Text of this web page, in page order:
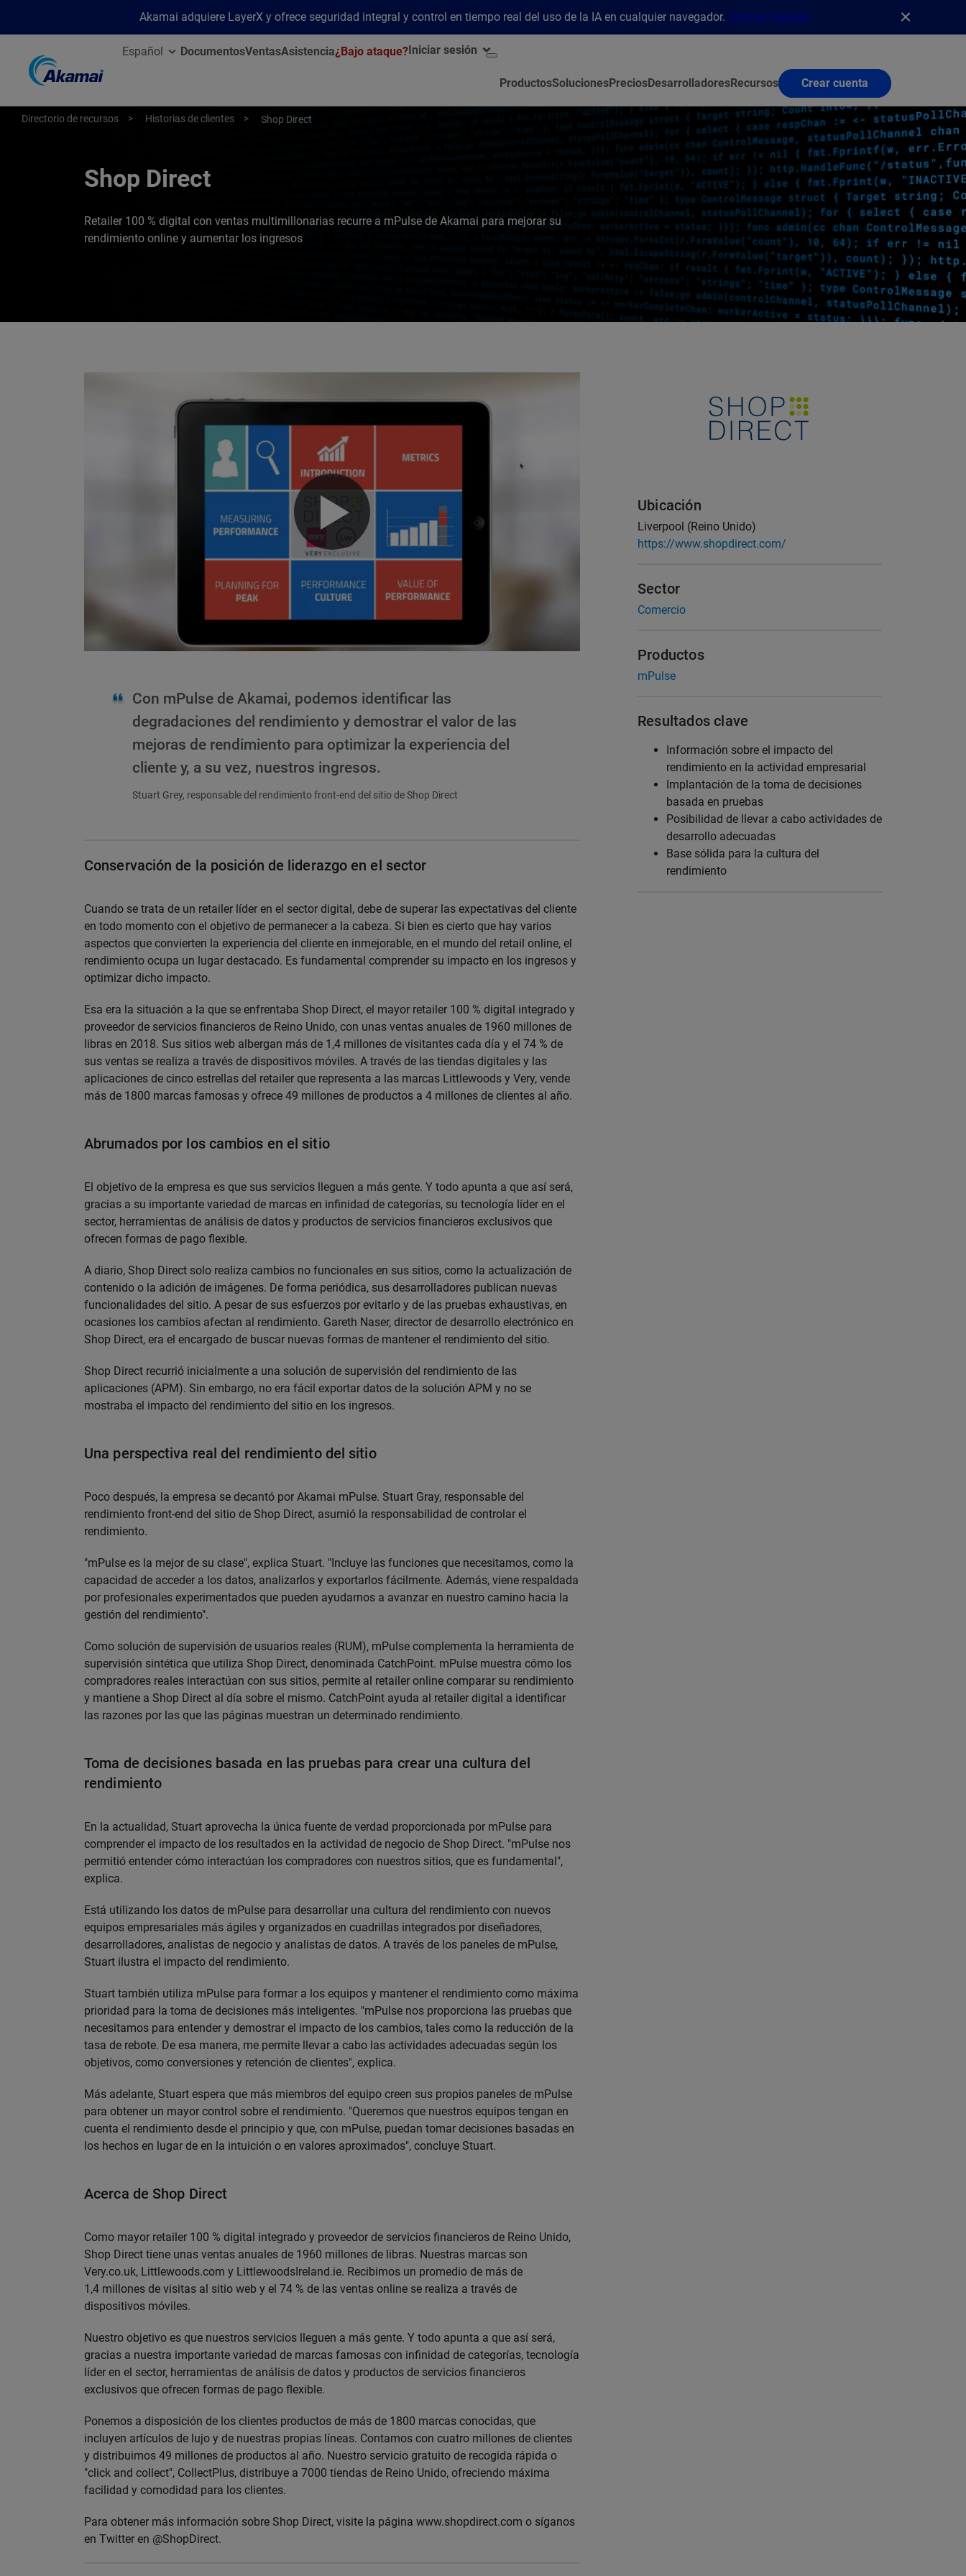
Akamai adquiere LayerX y ofrece seguridad integral y control en tiempo real del uso de la IA en cualquier navegador. Obtener detalles
Español DocumentosVentasAsistencia¿Bajo ataque?Iniciar sesión
ProductosSolucionesPreciosDesarrolladoresRecursos Crear cuenta
Directorio de recursos Historias de clientes Shop Direct
Shop Direct
Retailer 100 % digital con ventas multimillonarias recurre a mPulse de Akamai para mejorar su
rendimiento online y aumentar los ingresos
Con mPulse de Akamai, podemos identificar las
degradaciones del rendimiento y demostrar el valor de las
mejoras de rendimiento para optimizar la experiencia del
cliente y, a su vez, nuestros ingresos.
Stuart Grey, responsable del rendimiento front-end del sitio de Shop Direct
Conservación de la posición de liderazgo en el sector
Cuando se trata de un retailer líder en el sector digital, debe de superar las expectativas del cliente
en todo momento con el objetivo de permanecer a la cabeza. Si bien es cierto que hay varios
aspectos que convierten la experiencia del cliente en inmejorable, en el mundo del retail online, el
rendimiento ocupa un lugar destacado. Es fundamental comprender su impacto en los ingresos y
optimizar dicho impacto.
Esa era la situación a la que se enfrentaba Shop Direct, el mayor retailer 100 % digital integrado y
proveedor de servicios financieros de Reino Unido, con unas ventas anuales de 1960 millones de
libras en 2018. Sus sitios web albergan más de 1,4 millones de visitantes cada día y el 74 % de
sus ventas se realiza a través de dispositivos móviles. A través de las tiendas digitales y las
aplicaciones de cinco estrellas del retailer que representa a las marcas Littlewoods y Very, vende
más de 1800 marcas famosas y ofrece 49 millones de productos a 4 millones de clientes al año.
Abrumados por los cambios en el sitio
El objetivo de la empresa es que sus servicios lleguen a más gente. Y todo apunta a que así será,
gracias a su importante variedad de marcas en infinidad de categorías, su tecnología líder en el
sector, herramientas de análisis de datos y productos de servicios financieros exclusivos que
ofrecen formas de pago flexible.
A diario, Shop Direct solo realiza cambios no funcionales en sus sitios, como la actualización de
contenido o la adición de imágenes. De forma periódica, sus desarrolladores publican nuevas
funcionalidades del sitio. A pesar de sus esfuerzos por evitarlo y de las pruebas exhaustivas, en
ocasiones los cambios afectan al rendimiento. Gareth Naser, director de desarrollo electrónico en
Shop Direct, era el encargado de buscar nuevas formas de mantener el rendimiento del sitio.
Shop Direct recurrió inicialmente a una solución de supervisión del rendimiento de las
aplicaciones (APM). Sin embargo, no era fácil exportar datos de la solución APM y no se
mostraba el impacto del rendimiento del sitio en los ingresos.
Una perspectiva real del rendimiento del sitio
Poco después, la empresa se decantó por Akamai mPulse. Stuart Gray, responsable del
rendimiento front-end del sitio de Shop Direct, asumió la responsabilidad de controlar el
rendimiento.
"mPulse es la mejor de su clase", explica Stuart. "Incluye las funciones que necesitamos, como la
capacidad de acceder a los datos, analizarlos y exportarlos fácilmente. Además, viene respaldada
por profesionales experimentados que pueden ayudarnos a avanzar en nuestro camino hacia la
gestión del rendimiento".
Como solución de supervisión de usuarios reales (RUM), mPulse complementa la herramienta de
supervisión sintética que utiliza Shop Direct, denominada CatchPoint. mPulse muestra cómo los
compradores reales interactúan con sus sitios, permite al retailer online comparar su rendimiento
y mantiene a Shop Direct al día sobre el mismo. CatchPoint ayuda al retailer digital a identificar
las razones por las que las páginas muestran un determinado rendimiento.
Toma de decisiones basada en las pruebas para crear una cultura del
rendimiento
En la actualidad, Stuart aprovecha la única fuente de verdad proporcionada por mPulse para
comprender el impacto de los resultados en la actividad de negocio de Shop Direct. "mPulse nos
permitió entender cómo interactúan los compradores con nuestros sitios, que es fundamental",
explica.
Está utilizando los datos de mPulse para desarrollar una cultura del rendimiento con nuevos
equipos empresariales más ágiles y organizados en cuadrillas integrados por diseñadores,
desarrolladores, analistas de negocio y analistas de datos. A través de los paneles de mPulse,
Stuart ilustra el impacto del rendimiento.
Stuart también utiliza mPulse para formar a los equipos y mantener el rendimiento como máxima
prioridad para la toma de decisiones más inteligentes. "mPulse nos proporciona las pruebas que
necesitamos para entender y demostrar el impacto de los cambios, tales como la reducción de la
tasa de rebote. De esa manera, me permite llevar a cabo las actividades adecuadas según los
objetivos, como conversiones y retención de clientes", explica.
Más adelante, Stuart espera que más miembros del equipo creen sus propios paneles de mPulse
para obtener un mayor control sobre el rendimiento. "Queremos que nuestros equipos tengan en
cuenta el rendimiento desde el principio y que, con mPulse, puedan tomar decisiones basadas en
los hechos en lugar de en la intuición o en valores aproximados", concluye Stuart.
Acerca de Shop Direct
Como mayor retailer 100 % digital integrado y proveedor de servicios financieros de Reino Unido,
Shop Direct tiene unas ventas anuales de 1960 millones de libras. Nuestras marcas son
Very.co.uk, Littlewoods.com y LittlewoodsIreland.ie. Recibimos un promedio de más de
1,4 millones de visitas al sitio web y el 74 % de las ventas online se realiza a través de
dispositivos móviles.
Nuestro objetivo es que nuestros servicios lleguen a más gente. Y todo apunta a que así será,
gracias a nuestra importante variedad de marcas famosas con infinidad de categorías, tecnología
líder en el sector, herramientas de análisis de datos y productos de servicios financieros
exclusivos que ofrecen formas de pago flexible.
Ponemos a disposición de los clientes productos de más de 1800 marcas conocidas, que
incluyen artículos de lujo y de nuestras propias líneas. Contamos con cuatro millones de clientes
y distribuimos 49 millones de productos al año. Nuestro servicio gratuito de recogida rápida o
"click and collect", CollectPlus, distribuye a 7000 tiendas de Reino Unido, ofreciendo máxima
facilidad y comodidad para los clientes.
Para obtener más información sobre Shop Direct, visite la página www.shopdirect.com o síganos
en Twitter en @ShopDirect.
Ubicación
Liverpool (Reino Unido)
https://www.shopdirect.com/
Sector
Comercio
Productos
mPulse
Resultados clave
Información sobre el impacto del
rendimiento en la actividad empresarial
Implantación de la toma de decisiones
basada en pruebas
Posibilidad de llevar a cabo actividades de
desarrollo adecuadas
Base sólida para la cultura del
rendimiento